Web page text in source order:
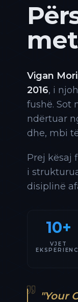
Vigan
2016, i
fushë. Sot
ndërtuar
dhe, mbi
Prej kësaj
i
disiplinë
10+
VJET
"Your